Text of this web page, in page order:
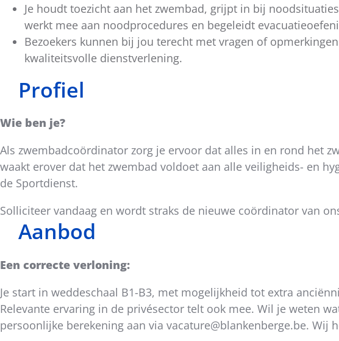
Je houdt toezicht aan het zwembad, grijpt in bij
werkt mee aan noodprocedures en begeleidt
Bezoekers kunnen bij jou terecht met vragen of
kwaliteitsvolle dienstverlening.
Profiel
Wie ben je?
Als zwembadcoördinator zorg je ervoor dat alles in en rond het
waakt erover dat het zwembad voldoet aan alle veiligheids- en
de Sportdienst.
Solliciteer vandaag en wordt straks de nieuwe coördinator van
Aanbod
Een correcte verloning:
Je start in weddeschaal B1-B3, met mogelijkheid tot extra
Relevante ervaring in de privésector telt ook mee. Wil je weten
persoonlijke berekening aan via vacature@blankenberge.be. Wij